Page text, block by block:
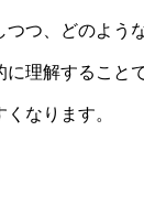
つ、どのよう
理解すること
なります。